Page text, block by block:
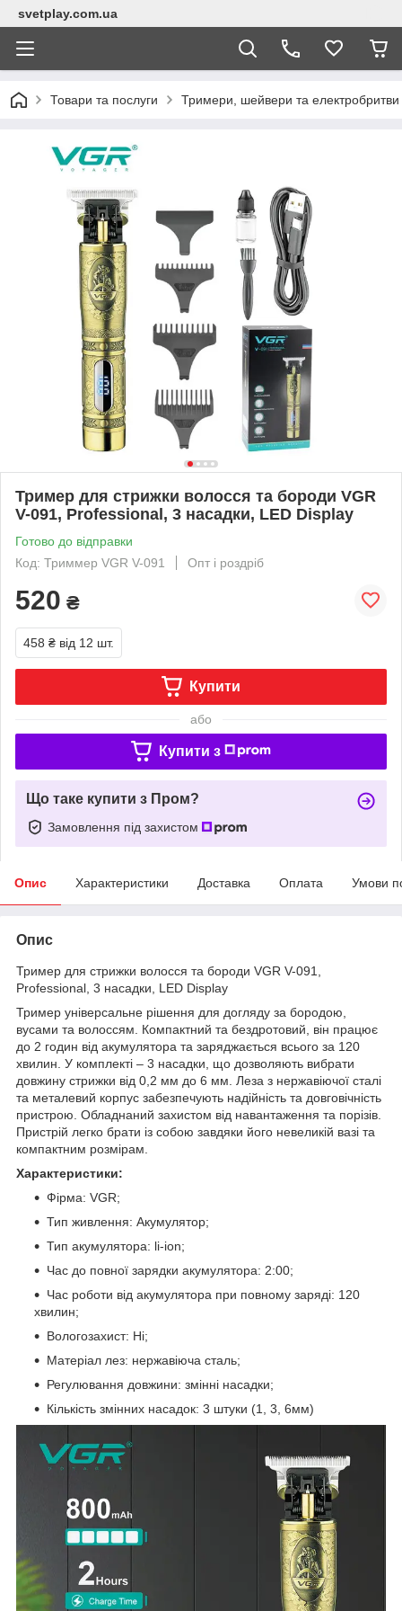
svetplay.com.ua
Товари та послуги Тримери, шейвери та електробритви
Тример для стрижки волосся та бороди VGR
V-091, Professional, 3 насадки, LED Display
Готово до відправки
Код: Триммер VGR V-091
Опт і роздріб
520 ₴
458 ₴ від 12 шт.
Купити
або
Купити з
Що таке купити з Пром?
Замовлення під захистом
Опис Характеристики Доставка Оплата Умови
Опис
Тример для стрижки волосся та бороди VGR V-091,
Professional, 3 насадки, LED Display
Тример універсальне рішення для догляду за бородою,
вусами та волоссям. Компактний та бездротовий, він працює
до 2 годин від акумулятора та заряджається всього за 120
хвилин. У комплекті – 3 насадки, що дозволяють вибрати
довжину стрижки від 0,2 мм до 6 мм. Леза з нержавіючої сталі
та металевий корпус забезпечують надійність та довговічність
пристрою. Обладнаний захистом від навантаження та порізів.
Пристрій легко брати із собою завдяки його невеликій вазі та
компактним розмірам.
Характеристики:
Фірма: VGR;
Тип живлення: Акумулятор;
Тип акумулятора: li-ion;
Час до повної зарядки акумулятора: 2:00;
Час роботи від акумулятора при повному заряді: 120
хвилин;
Вологозахист: Ні;
Матеріал лез: нержавіюча сталь;
Регулювання довжини: змінні насадки;
Кількість змінних насадок: 3 штуки (1, 3, 6мм)